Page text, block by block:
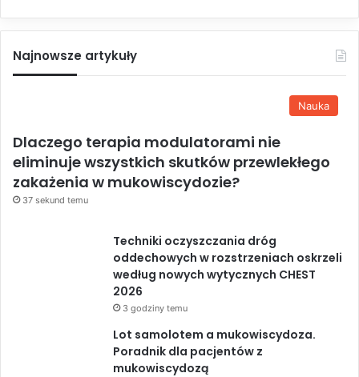
Najnowsze artykuły
Nauka
Dlaczego terapia modulatorami nie
eliminuje wszystkich skutków przewlekłego
zakażenia w mukowiscydozie?
37 sekund temu
Techniki oczyszczania dróg
oddechowych w rozstrzeniach oskrzeli
według nowych wytycznych CHEST
2026
3 godziny temu
Lot samolotem a mukowiscydoza.
Poradnik dla pacjentów z
mukowiscydozą